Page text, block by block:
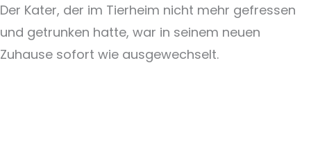
Der Kater, der im Tierheim nicht mehr gefressen
und getrunken hatte, war in seinem neuen
Zuhause sofort wie ausgewechselt.